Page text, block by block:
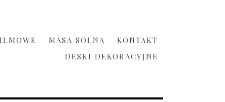
MASA SOLNA
KONTAKT
DESKI DEKORACYJNE